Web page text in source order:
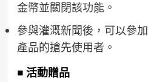
金幣並關閉該功能。
參與灌溉新聞後，可以參
產品的搶先使用者。
■ 活動贈品